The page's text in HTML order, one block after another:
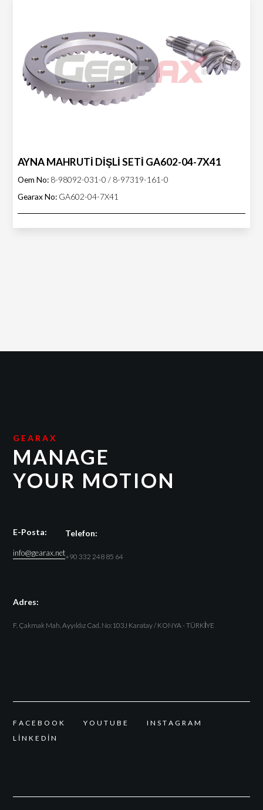
AYNA MAHRUTİ DİŞLİ SETİ GA602-04-7X41
Oem No: 8-98092-031-0 / 8-97319-161-0
Gearax No: GA602-04-7X41
GEARAX
MANAGE
YOUR MOTION
E-Posta:
info@gearax.net
Telefon:
+90 332 248 85 64
Adres:
F. Çakmak Mah. Ayyıldız Cad. No:103J Karatay / KONYA - TÜRKİYE
F A C E B O O K Y O U T U B E I N S T A G R A M
L I N K E D I N